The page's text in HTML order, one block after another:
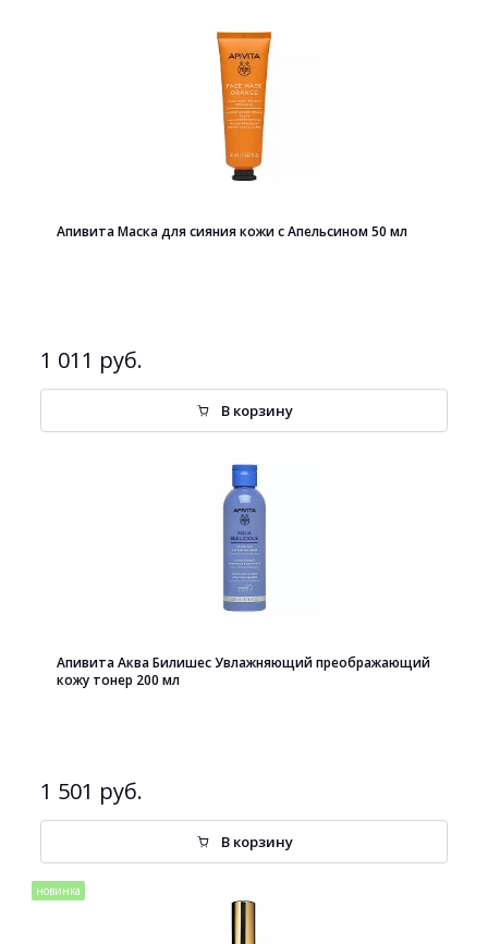
Апивита Маска для сияния кожи с Апельсином 50 мл
1 011 руб.
В корзину
Апивита Аква Билишес Увлажняющий преображающий
кожу тонер 200 мл
1 501 руб.
В корзину
новинка